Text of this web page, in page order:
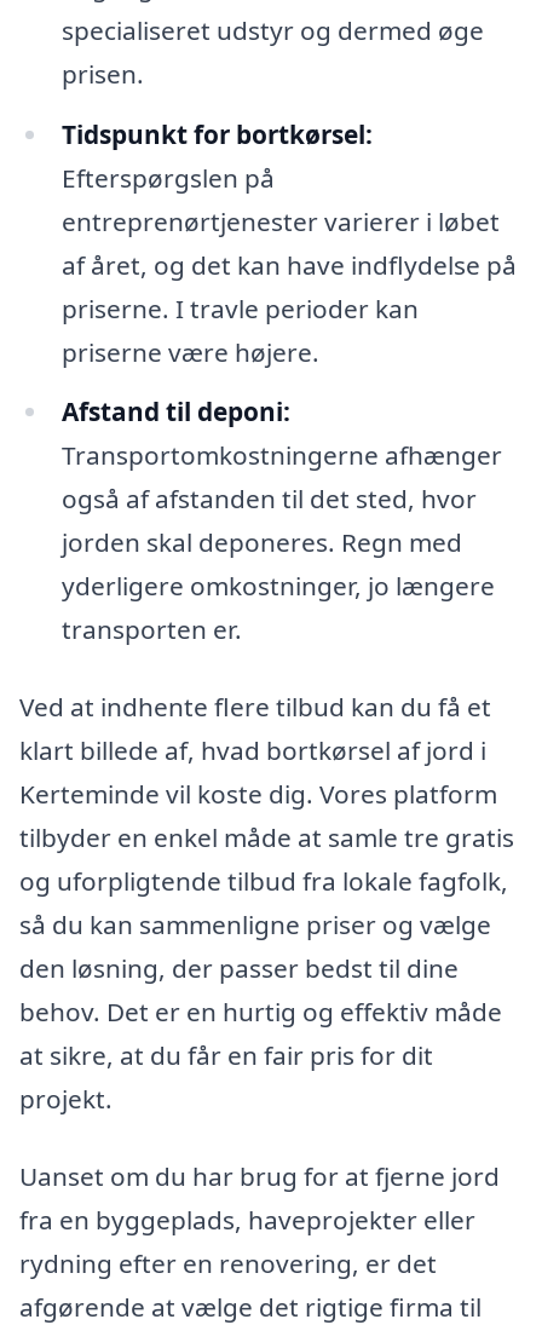
specialiseret udstyr og dermed øge
prisen.
Tidspunkt for bortkørsel:
Efterspørgslen på
entreprenørtjenester varierer i løbet
af året, og det kan have indflydelse på
priserne. I travle perioder kan
priserne være højere.
Afstand til deponi:
Transportomkostningerne afhænger
også af afstanden til det sted, hvor
jorden skal deponeres. Regn med
yderligere omkostninger, jo længere
transporten er.
Ved at indhente flere tilbud kan du få et
klart billede af, hvad bortkørsel af jord i
Kerteminde vil koste dig. Vores platform
tilbyder en enkel måde at samle tre gratis
og uforpligtende tilbud fra lokale fagfolk,
så du kan sammenligne priser og vælge
den løsning, der passer bedst til dine
behov. Det er en hurtig og effektiv måde
at sikre, at du får en fair pris for dit
projekt.
Uanset om du har brug for at fjerne jord
fra en byggeplads, haveprojekter eller
rydning efter en renovering, er det
afgørende at vælge det rigtige firma til